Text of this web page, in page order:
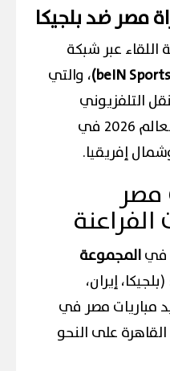
مصر ضد بلجيكا
عبر شبكة
، والتي
التلفزيوني
الحصري لمباريات كأس العالم 2026 في
إفريقيا.
فيالمجموعة
إيران،
مباريات مصر في
على النحو